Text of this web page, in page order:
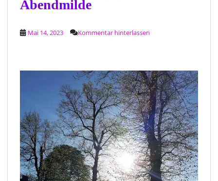
Abendmilde
Mai 14, 2023 Kommentar hinterlassen